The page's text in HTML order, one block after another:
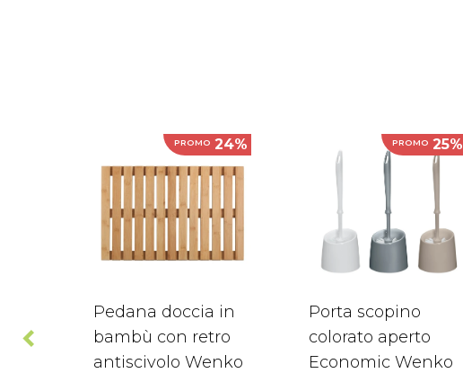
PROMO 24%
Pedana doccia in
bambù con retro
antiscivolo Wenko
PROMO 25%
Porta scopino
colorato aperto
Economic Wenko